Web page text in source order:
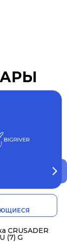
CRUSADER
(7) G